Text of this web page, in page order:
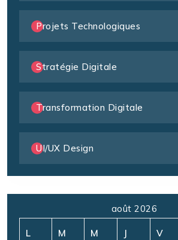
Projets Technologiques
Stratégie Digitale
Transformation Digitale
UI/UX Design
août 2026
L M M J V